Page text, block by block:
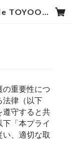
プライバシーポリシー | hotstyle TOYOOKA
の重要性につ
法律（以下
遵守すると共
「本プライ
、適切な取